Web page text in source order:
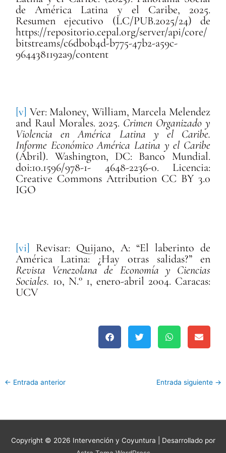
de América Latina y el Caribe, 2025.
Resumen ejecutivo (LC/PUB.2025/24) de
https://repositorio.cepal.org/server/api/core/
bitstreams/c6db0b4d-b775-47b2-a59c-
9644381192a9/content
[v] Ver: Maloney, William, Marcela Melendez
and Raul Morales. 2025. Crimen Organizado y
Violencia en América Latina y el Caribe.
Informe Económico América Latina y el Caribe
(Abril). Washington, DC: Banco Mundial.
doi:10.1596/978-1- 4648-2236-0. Licencia:
Creative Commons Attribution CC BY 3.0
IGO
[vi] Revisar: Quijano, A: “El laberinto de
América Latina: ¿Hay otras salidas?” en
Revista Venezolana de Economía y Ciencias
Sociales. 10, N.° 1, enero-abril 2004. Caracas:
UCV
← Entrada anterior Entrada siguiente →
Copyright © 2026 Intervención y Coyuntura | Desarrollado por